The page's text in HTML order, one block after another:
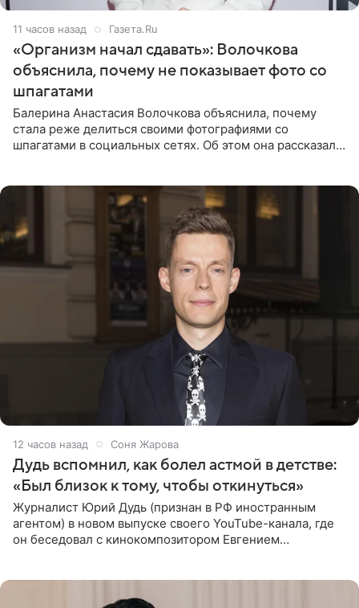
11 часов назад Газета.Ru
«Организм начал сдавать»: Волочкова
объяснила, почему не показывает фото со
шпагатами
Балерина Анастасия Волочкова объяснила, почему
стала реже делиться своими фотографиями со
шпагатами в социальных сетях. Об этом она рассказала
12 часов назад Соня Жарова
Дудь вспомнил, как болел астмой в детстве:
«Был близок к тому, чтобы откинуться»
Журналист Юрий Дудь (признан в РФ иностранным
агентом) в новом выпуске своего YouTube-канала, где
он беседовал с кинокомпозитором Евгением